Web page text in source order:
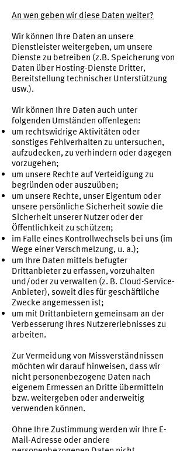
An wen geben wir diese Daten weiter?
Wir können Ihre Daten an unsere
Dienstleister weitergeben, um unsere
Dienste zu betreiben (z.B. Speicherung von
Daten über Hosting-Dienste Dritter,
Bereitstellung technischer Unterstützung
usw.).
Wir können Ihre Daten auch unter
folgenden Umständen offenlegen:
um rechtswidrige Aktivitäten oder
sonstiges Fehlverhalten zu untersuchen,
aufzudecken, zu verhindern oder dagegen
vorzugehen;
um unsere Rechte auf Verteidigung zu
begründen oder auszuüben;
um unsere Rechte, unser Eigentum oder
unsere persönliche Sicherheit sowie die
Sicherheit unserer Nutzer oder der
Öffentlichkeit zu schützen;
im Falle eines Kontrollwechsels bei uns (im
Wege einer Verschmelzung, u. a.);
um Ihre Daten mittels befugter
Drittanbieter zu erfassen, vorzuhalten
und/oder zu verwalten (z. B. Cloud-Service-
Anbieter), soweit dies für geschäftliche
Zwecke angemessen ist;
um mit Drittanbietern gemeinsam an der
Verbesserung Ihres Nutzererlebnisses zu
arbeiten.
Zur Vermeidung von Missverständnissen
möchten wir darauf hinweisen, dass wir
nicht personenbezogene Daten nach
eigenem Ermessen an Dritte übermitteln
bzw. weitergeben oder anderweitig
verwenden können.
​Ohne Ihre Zustimmung werden wir Ihre E-
Mail-Adresse oder andere